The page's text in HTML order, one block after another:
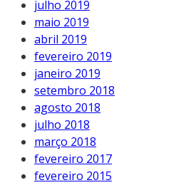
julho 2019
maio 2019
abril 2019
fevereiro 2019
janeiro 2019
setembro 2018
agosto 2018
julho 2018
março 2018
fevereiro 2017
fevereiro 2015